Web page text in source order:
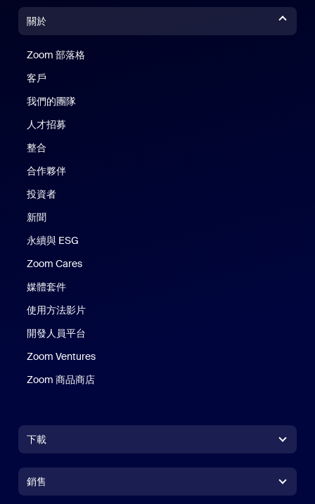
關於
Zoom 部落格
客戶
我們的團隊
人才招募
整合
合作夥伴
投資者
新聞
永續與 ESG
Zoom Cares
媒體套件
使用方法影片
開發人員平台
Zoom Ventures
Zoom 商品商店
下載
Zoom Rooms 應用程式Zoom Rooms 應用程式
銷售